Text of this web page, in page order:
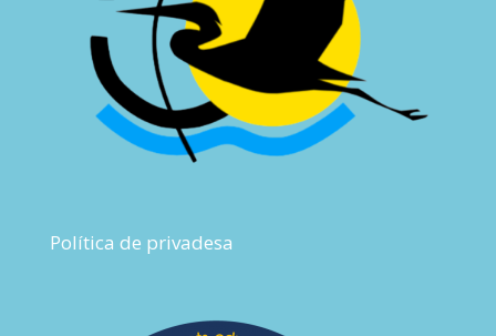
Política de privadesa